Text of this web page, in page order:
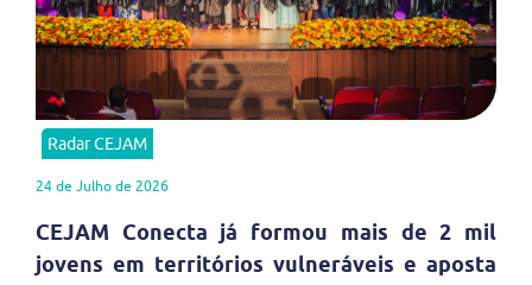
Radar CEJAM
24 de Julho de 2026
CEJAM Conecta já formou mais de 2 mil
jovens em territórios vulneráveis e aposta